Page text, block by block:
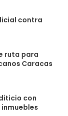
contra
ruta para
Caracas
con